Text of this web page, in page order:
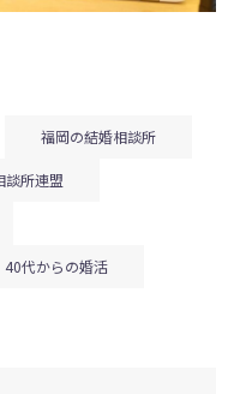
福岡の結婚相談所
談所連盟
40代からの婚活